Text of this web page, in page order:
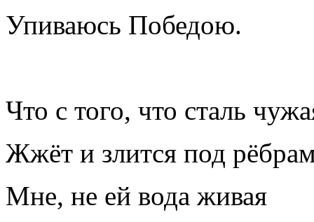
Упиваюсь Победою.
Что с того, что сталь
Жжёт и злится под
Мне, не ей вода живая